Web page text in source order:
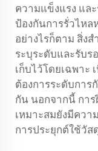
ความแข็งแรง แล
ป้องกันการรั่วไหล
อย่างไรก็ตาม สิ่ง
ระบุระดับและรับ
เก็บไว้โดยเฉพาะ
ต้องการระดับการ
กัน นอกจากนี้ กา
เหมาะสมยังมีคว
การประยุกต์ใช้วัส